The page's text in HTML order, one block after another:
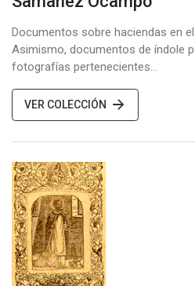
Documentos sobre haciendas en
Asimismo, documentos de índole
fotografías pertenecientes…
VER COLECCIÓN